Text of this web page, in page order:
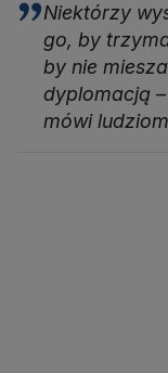
Niektórzy
go, by
by nie
dyplomacją
mówi